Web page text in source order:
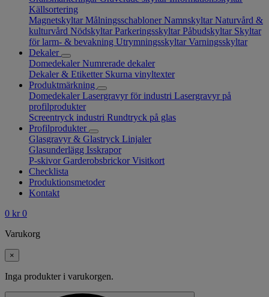
Källsortering
Magnetskyltar Målningsschabloner Namnskyltar Naturvård &
kulturvård Nödskyltar Parkeringsskyltar Påbudskyltar Skyltar
för larm- & bevakning Utrymningsskyltar Varningsskyltar
Dekaler
Domedekaler Numrerade dekaler
Dekaler & Etiketter Skurna vinyltexter
Produktmärkning
Domedekaler Lasergravyr för industri Lasergravyr på
profilprodukter
Screentryck industri Rundtryck på glas
Profilprodukter
Glasgravyr & Glastryck Linjaler
Glasunderlägg Isskrapor
P-skivor Garderobsbrickor Visitkort
Checklista
Produktionsmetoder
Kontakt
0 kr 0
Varukorg
×
Inga produkter i varukorgen.